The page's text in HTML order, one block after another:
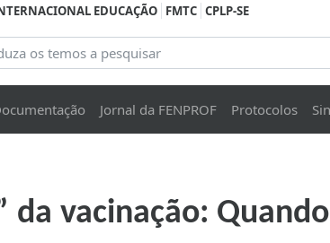
EDUCAÇÃO FMTC CPLP-SE
Jornal da FENPROF Protocolos
da vacinação: